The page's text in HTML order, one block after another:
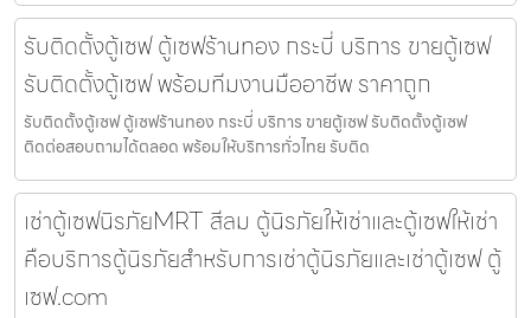
รับติดตั้งตู้เซฟ ตู้เซฟร้านทอง กระบี่ บริการ ขายตู้เซฟ
รับติดตั้งตู้เซฟ พร้อมทีมงานมืออาชีพ ราคาถูก
รับติดตั้งตู้เซฟ ตู้เซฟร้านทอง กระบี่ บริการ ขายตู้เซฟ รับติดตั้งตู้เซฟ
ติดต่อสอบถามได้ตลอด พร้อมให้บริการทั่วไทย รับติด
เช่าตู้เซฟนิรภัยMRT สีลม ตู้นิรภัยให้เช่าและตู้เซฟให้เช่า
คือบริการตู้นิรภัยสำหรับการเช่าตู้นิรภัยและเช่าตู้เซฟ ตู้
เซฟ.com